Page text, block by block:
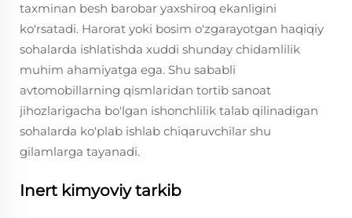
taxminan besh barobar yaxshiroq ekanligini
ko'rsatadi. Harorat yoki bosim o'zgarayotgan haqiqiy
sohalarda ishlatishda xuddi shunday chidamlilik
muhim ahamiyatga ega. Shu sababli
avtomobillarning qismlaridan tortib sanoat
jihozlarigacha bo'lgan ishonchlilik talab qilinadigan
sohalarda ko'plab ishlab chiqaruvchilar shu
gilamlarga tayanadi.
Inert kimyoviy tarkib